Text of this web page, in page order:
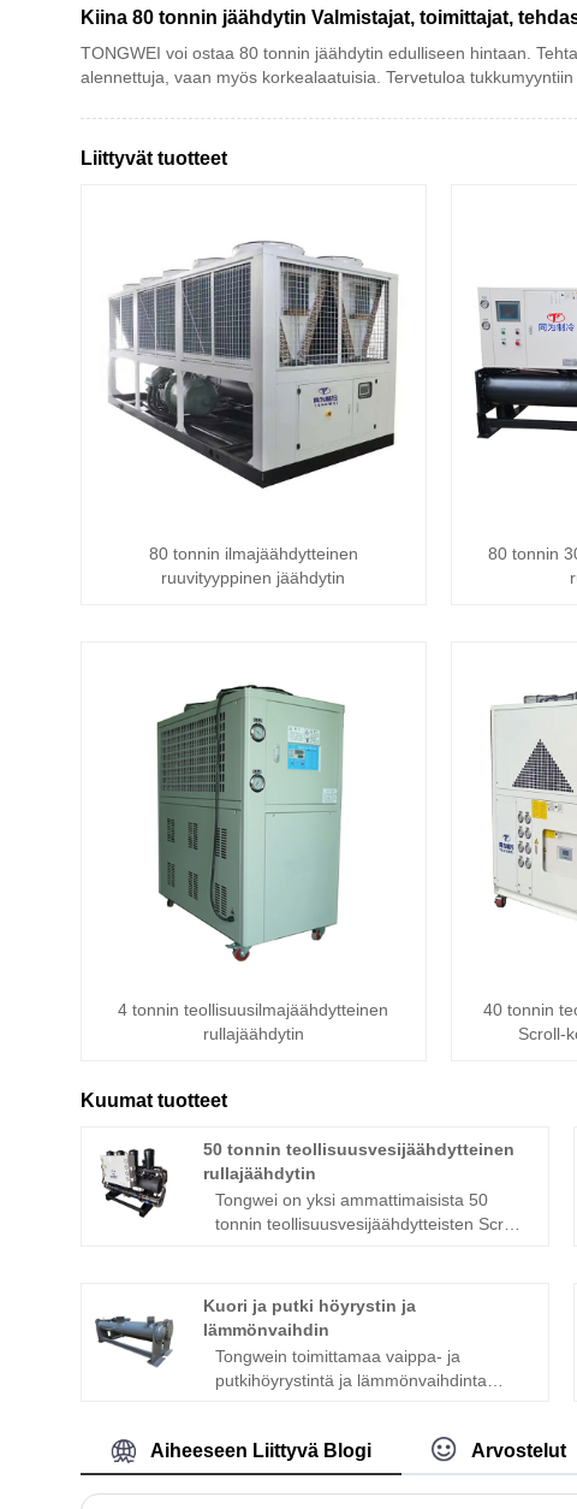
Kiina 80 tonnin jäähdytin Valmistajat, toimittajat,
TONGWEI voi ostaa 80 tonnin jäähdytin edulliseen hintaan.
alennettuja, vaan myös korkealaatuisia. Tervetuloa
Liittyvät tuotteet
80 tonnin ilmajäähdytteinen
ruuvityyppinen jäähdytin
80 tonnin
4 tonnin teollisuusilmajäähdytteinen
rullajäähdytin
40 tonnin
Scroll-
Kuumat tuotteet
50 tonnin teollisuusvesijäähdytteinen
rullajäähdytin
Tongwei on yksi ammattimaisista 50
tonnin teollisuusvesijäähdytteisten Scroll-
vesijäähdytteisiä kierrejäähdyttimiä eri
jäähdytystehoilla 3–60 hv vastaamaan
olosuhteistaan ​​huolimatta. Olemme
toimittaneet laadukkaita
erilaisissa ympäristöissä, kuten kumi- ja
muoviteollisuudessa, metallien
Kuori ja putki höyrystin ja
lämmönvaihdin
Tongwein toimittamaa vaippa- ja
putkihöyrystintä ja lämmönvaihdinta
kylmäaineille, kuten R22, R134a, R410A,
R407C, R404a, soveltuvat höyrystimet ja
lauhduttimet, teollisiin sovelluksiin
Aiheeseen Liittyvä Blogi Arvostelut